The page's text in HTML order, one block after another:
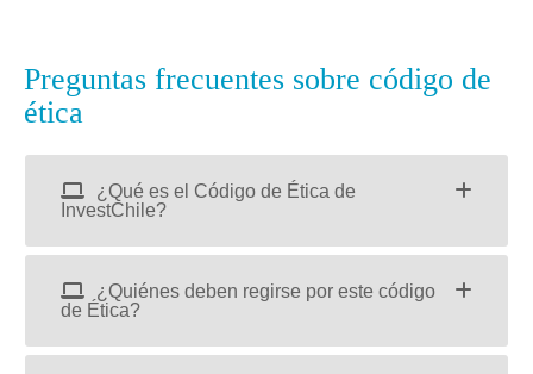
Preguntas frecuentes sobre código de
ética
¿Qué es el Código de Ética de
InvestChile?
¿Quiénes deben regirse por este código
de Ética?